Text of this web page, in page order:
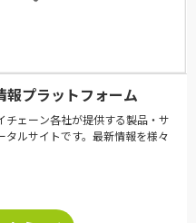
報プラットフォーム
チェーン各社が提供する製品・サ
ルサイトです。最新情報を様々